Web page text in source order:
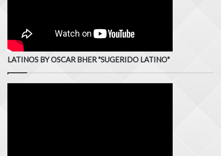
LATINOS BY OSCAR BHER "SUGERIDO LATINO"